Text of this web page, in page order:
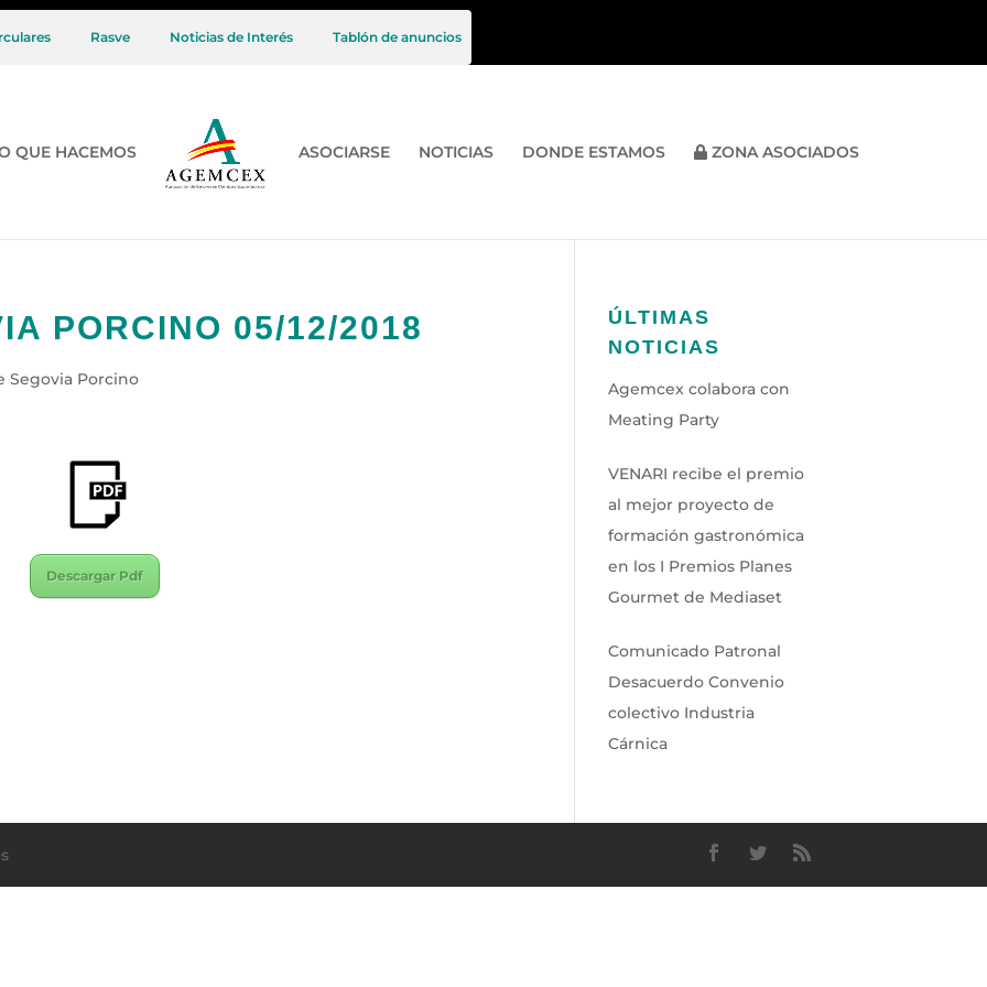
Rasve Noticias de Interés Tablón de anuncios
QUE HACEMOS ASOCIARSE NOTICIAS DONDE ESTAMOS ZONA ASOCIADOS
PORCINO 05/12/2018
Segovia Porcino
Descargar Pdf
ÚLTIMAS
NOTICIAS
Agemcex colabora con
Meating Party
VENARI recibe el premio
al mejor proyecto de
formación gastronómica
en los I Premios Planes
Gourmet de Mediaset
Comunicado Patronal
Desacuerdo Convenio
colectivo Industria
Cárnica